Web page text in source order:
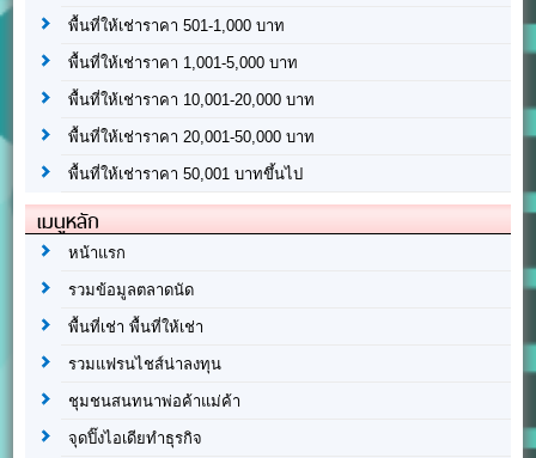
พื้นที่ให้เช่าราคา 501-1,000 บาท
พื้นที่ให้เช่าราคา 1,001-5,000 บาท
พื้นที่ให้เช่าราคา 10,001-20,000 บาท
พื้นที่ให้เช่าราคา 20,001-50,000 บาท
พื้นที่ให้เช่าราคา 50,001 บาทขึ้นไป
เมนูหลัก
หน้าแรก
รวมข้อมูลตลาดนัด
พื้นที่เช่า พื้นที่ให้เช่า
รวมแฟรนไชส์น่าลงทุน
ชุมชนสนทนาพ่อค้าแม่ค้า
จุดปิ๊งไอเดียทำธุรกิจ